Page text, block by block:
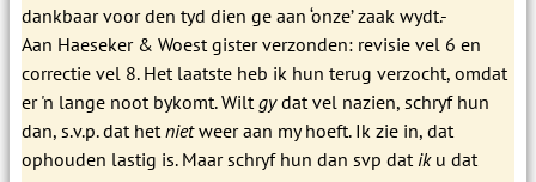
dankbaar voor den tyd dien ge aan ‘onze’ zaak wydt.-
Aan Haeseker & Woest gister verzonden: revisie vel 6 en
correctie vel 8. Het laatste heb ik hun terug verzocht, omdat
er 'n lange noot bykomt. Wilt gydat vel nazien, schryf hun
dan, s.v.p. dat het nietweer aan my hoeft. Ik zie in, dat
ophouden lastig is. Maar schryf hun dan svp dat iku dat